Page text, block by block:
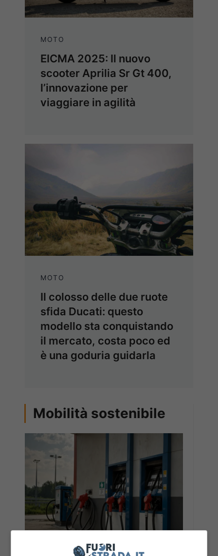
MOTO
EICMA 2025: Il nuovo
scooter Aprilia Sr Gt 400,
l’innovazione per
viaggiare in agilità
MOTO
Il colosso delle due ruote
sfida Ducati: questo
modello sta conquistando
il mercato, costa poco ed
è una goduria guidarla
Mobilità sostenibile